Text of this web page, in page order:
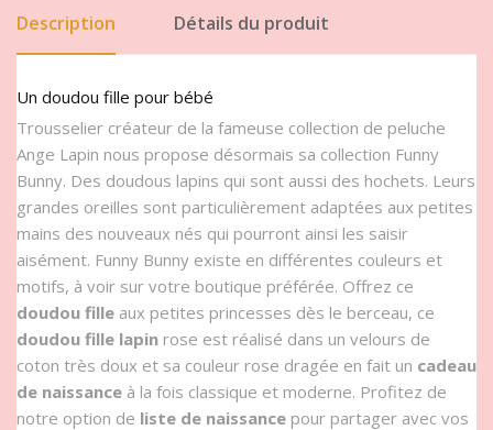
Description Détails du produit
Un doudou fille pour bébé
Trousselier créateur de la fameuse collection de peluche
Ange Lapin nous propose désormais sa collection Funny
Bunny. Des doudous lapins qui sont aussi des hochets. Leurs
grandes oreilles sont particulièrement adaptées aux petites
mains des nouveaux nés qui pourront ainsi les saisir
aisément. Funny Bunny existe en différentes couleurs et
motifs, à voir sur votre boutique préférée. Offrez ce
doudou fille aux petites princesses dès le berceau, ce
doudou fille lapin rose est réalisé dans un velours de
coton très doux et sa couleur rose dragée en fait un cadeau
de naissance à la fois classique et moderne. Profitez de
notre option de liste de naissance pour partager avec vos